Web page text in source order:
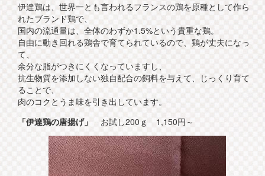
伊達鶏は、世界一とも言われるフランスの鶏を原種として作ら
れたブランド鶏で、
国内の流通量は、全体のわずか1.5%という貴重な鶏。
自由に動き回れる鶏舎で育てられているので、鶏が丈夫になっ
て、
余分な脂がつきにくくなっていますし、
抗生物質を添加しない独自配合の飼料を与えて、じっくり育て
ることで、
肉のコクとうま味を引き出しています。
「伊達鶏の唐揚げ」
お試し200ｇ 1,150円～